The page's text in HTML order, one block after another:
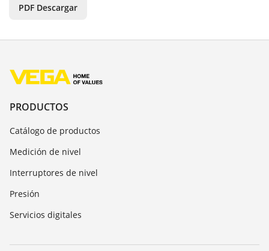
PDF Descargar
PRODUCTOS
Catálogo de productos
Medición de nivel
Interruptores de nivel
Presión
Servicios digitales